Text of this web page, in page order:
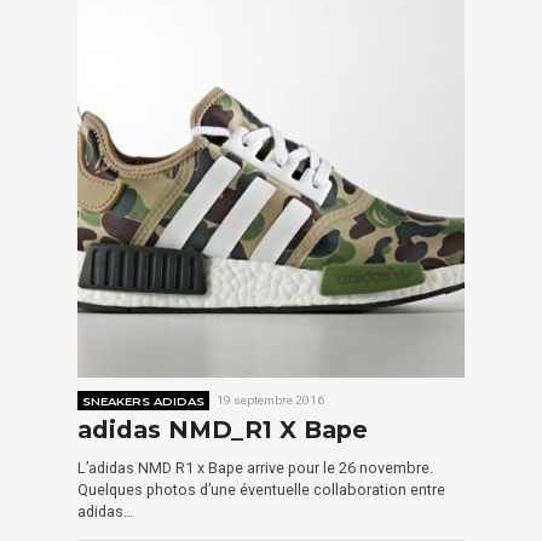
SNEAKERS ADIDAS 19 septembre 2016
adidas NMD_R1 X Bape
L’adidas NMD R1 x Bape arrive pour le 26 novembre.
Quelques photos d’une éventuelle collaboration entre
adidas…